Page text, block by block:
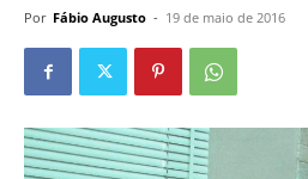
Por Fábio Augusto - 19 de maio de 2016